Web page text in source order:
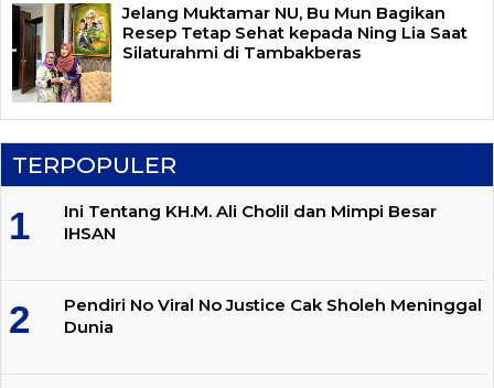
Jelang Muktamar NU, Bu Mun Bagikan
Resep Tetap Sehat kepada Ning Lia Saat
Silaturahmi di Tambakberas
TERPOPULER
Ini Tentang KH.M. Ali Cholil dan Mimpi Besar
IHSAN
Pendiri No Viral No Justice Cak Sholeh Meninggal
Dunia